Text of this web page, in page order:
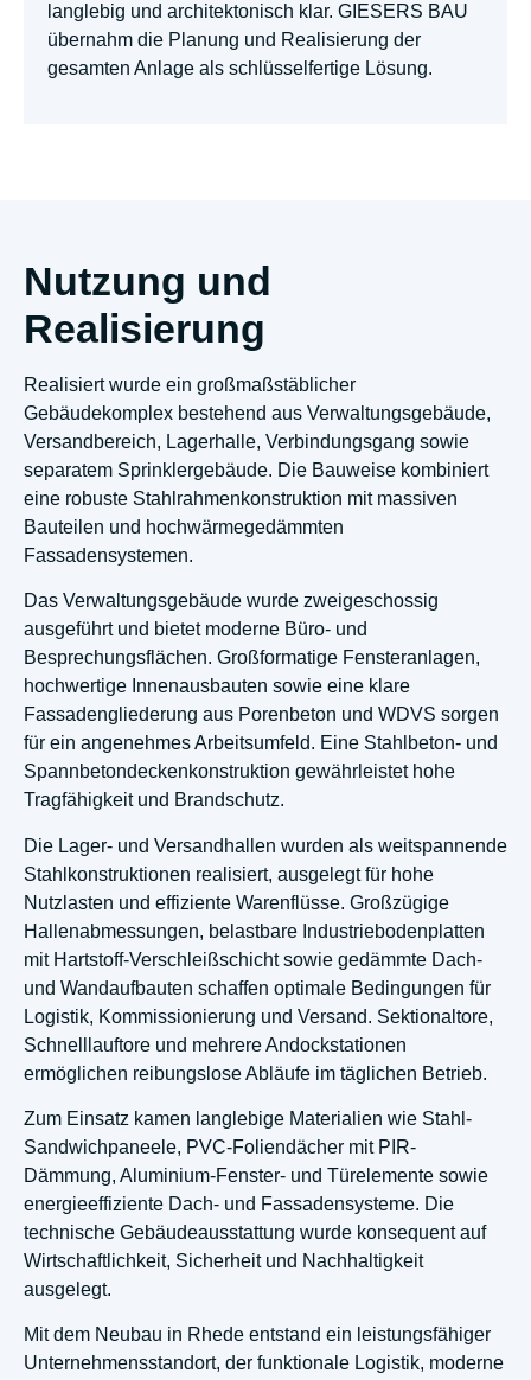
langlebig und architektonisch klar. GIESERS BAU
übernahm die Planung und Realisierung der
gesamten Anlage als schlüsselfertige Lösung.
Nutzung und
Realisierung
Realisiert wurde ein großmaßstäblicher
Gebäudekomplex bestehend aus Verwaltungsgebäude,
Versandbereich, Lagerhalle, Verbindungsgang sowie
separatem Sprinklergebäude. Die Bauweise kombiniert
eine robuste Stahlrahmenkonstruktion mit massiven
Bauteilen und hochwärmegedämmten
Fassadensystemen.
Das Verwaltungsgebäude wurde zweigeschossig
ausgeführt und bietet moderne Büro- und
Besprechungsflächen. Großformatige Fensteranlagen,
hochwertige Innenausbauten sowie eine klare
Fassadengliederung aus Porenbeton und WDVS sorgen
für ein angenehmes Arbeitsumfeld. Eine Stahlbeton- und
Spannbetondeckenkonstruktion gewährleistet hohe
Tragfähigkeit und Brandschutz.
Die Lager- und Versandhallen wurden als weitspannende
Stahlkonstruktionen realisiert, ausgelegt für hohe
Nutzlasten und effiziente Warenflüsse. Großzügige
Hallenabmessungen, belastbare Industriebodenplatten
mit Hartstoff-Verschleißschicht sowie gedämmte Dach-
und Wandaufbauten schaffen optimale Bedingungen für
Logistik, Kommissionierung und Versand. Sektionaltore,
Schnelllauftore und mehrere Andockstationen
ermöglichen reibungslose Abläufe im täglichen Betrieb.
Zum Einsatz kamen langlebige Materialien wie Stahl-
Sandwichpaneele, PVC-Foliendächer mit PIR-
Dämmung, Aluminium-Fenster- und Türelemente sowie
energieeffiziente Dach- und Fassadensysteme. Die
technische Gebäudeausstattung wurde konsequent auf
Wirtschaftlichkeit, Sicherheit und Nachhaltigkeit
ausgelegt.
Mit dem Neubau in Rhede entstand ein leistungsfähiger
Unternehmensstandort, der funktionale Logistik, moderne